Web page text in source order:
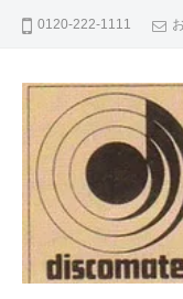
0120-222-1111